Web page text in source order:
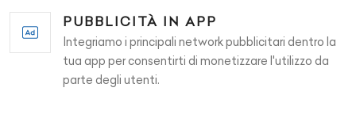
PUBBLICITÀ IN APP
Integriamo i principali network pubblicitari dentro la
tua app per consentirti di monetizzare l'utilizzo da
parte degli utenti.